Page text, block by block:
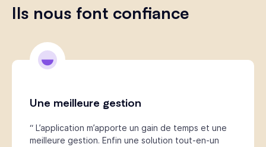
Ils nous font confiance
Une meilleure gestion
“ L’application m’apporte un gain de temps et une
meilleure gestion. Enfin une solution tout-en-un